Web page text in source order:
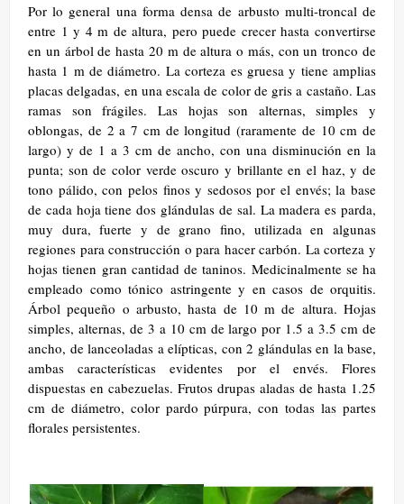
Por lo general una forma densa de arbusto multi-troncal de
entre 1 y 4 m de altura, pero puede crecer hasta convertirse
en un árbol de hasta 20 m de altura o más, con un tronco de
hasta 1 m de diámetro. La corteza es gruesa y tiene amplias
placas delgadas, en una escala de color de gris a castaño. Las
ramas son frágiles. Las hojas son alternas, simples y
oblongas, de 2 a 7 cm de longitud (raramente de 10 cm de
largo) y de 1 a 3 cm de ancho, con una disminución en la
punta; son de color verde oscuro y brillante en el haz, y de
tono pálido, con pelos finos y sedosos por el envés; la base
de cada hoja tiene dos glándulas de sal. La madera es parda,
muy dura, fuerte y de grano fino, utilizada en algunas
regiones para construcción o para hacer carbón. La corteza y
hojas tienen gran cantidad de taninos. Medicinalmente se ha
empleado como tónico astringente y en casos de orquitis.
Árbol pequeño o arbusto, hasta de 10 m de altura. Hojas
simples, alternas, de 3 a 10 cm de largo por 1.5 a 3.5 cm de
ancho, de lanceoladas a elípticas, con 2 glándulas en la base,
ambas características evidentes por el envés. Flores
dispuestas en cabezuelas. Frutos drupas aladas de hasta 1.25
cm de diámetro, color pardo púrpura, con todas las partes
florales persistentes.